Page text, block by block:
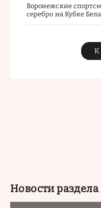
Воронежские
серебро на Кубке
К
Новости раздела